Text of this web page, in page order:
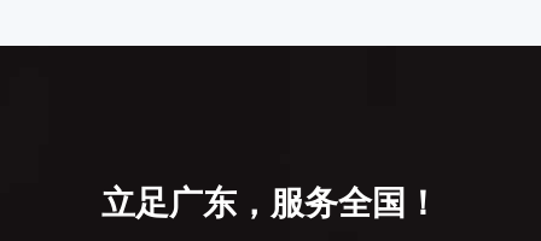
立足广东，服务全国！